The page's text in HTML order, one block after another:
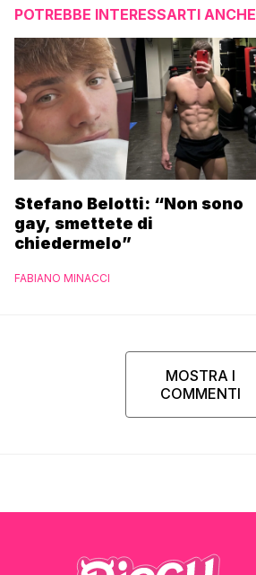
POTREBBE INTERESSARTI ANCHE
Stefano Belotti: “Non sono
gay, smettete di
chiedermelo”
FABIANO MINACCI
MOSTRA I
COMMENTI